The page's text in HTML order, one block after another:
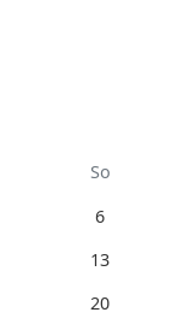
So
6
13
20